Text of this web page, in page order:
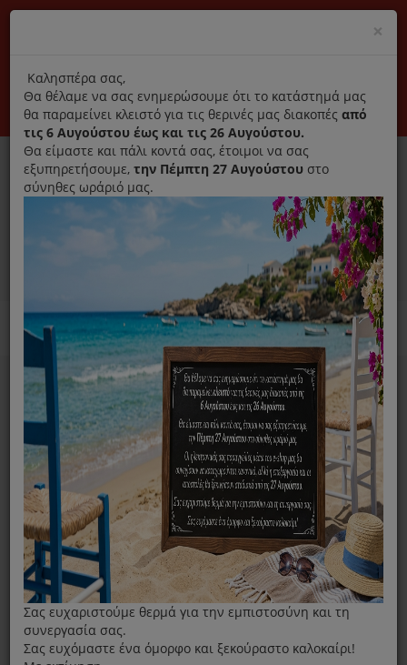
Αποκλειστικά γνήσια ανταλλακτικά
Σύνδεση Εγγραφή Εταιρεία Επικοινωνία
0
Ανταλλακτικά ηλεκτρικών συσκευών MENU
Home Κουζίνα
Αξεσουάρ Κουζίνας
Παιδική Προστασία Για Εντοιχιζόµενες Κουζίνες
×
title
Καλησπέρα σας,
Θα θέλαμε να σας ενημερώσουμε ότι το κατάστημά μας
θα παραμείνει κλειστό για τις θερινές μας διακοπές από
τις 6 Αυγούστου έως και τις 26 Αυγούστου.
Θα είμαστε και πάλι κοντά σας, έτοιμοι να σας
εξυπηρετήσουμε, την Πέμπτη 27 Αυγούστου στο
σύνηθες ωράριό μας.
Σας ευχαριστούμε θερμά για την εμπιστοσύνη και τη
συνεργασία σας.
Σας ευχόμαστε ένα όμορφο και ξεκούραστο καλοκαίρι!